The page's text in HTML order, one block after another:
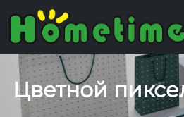
Цветной